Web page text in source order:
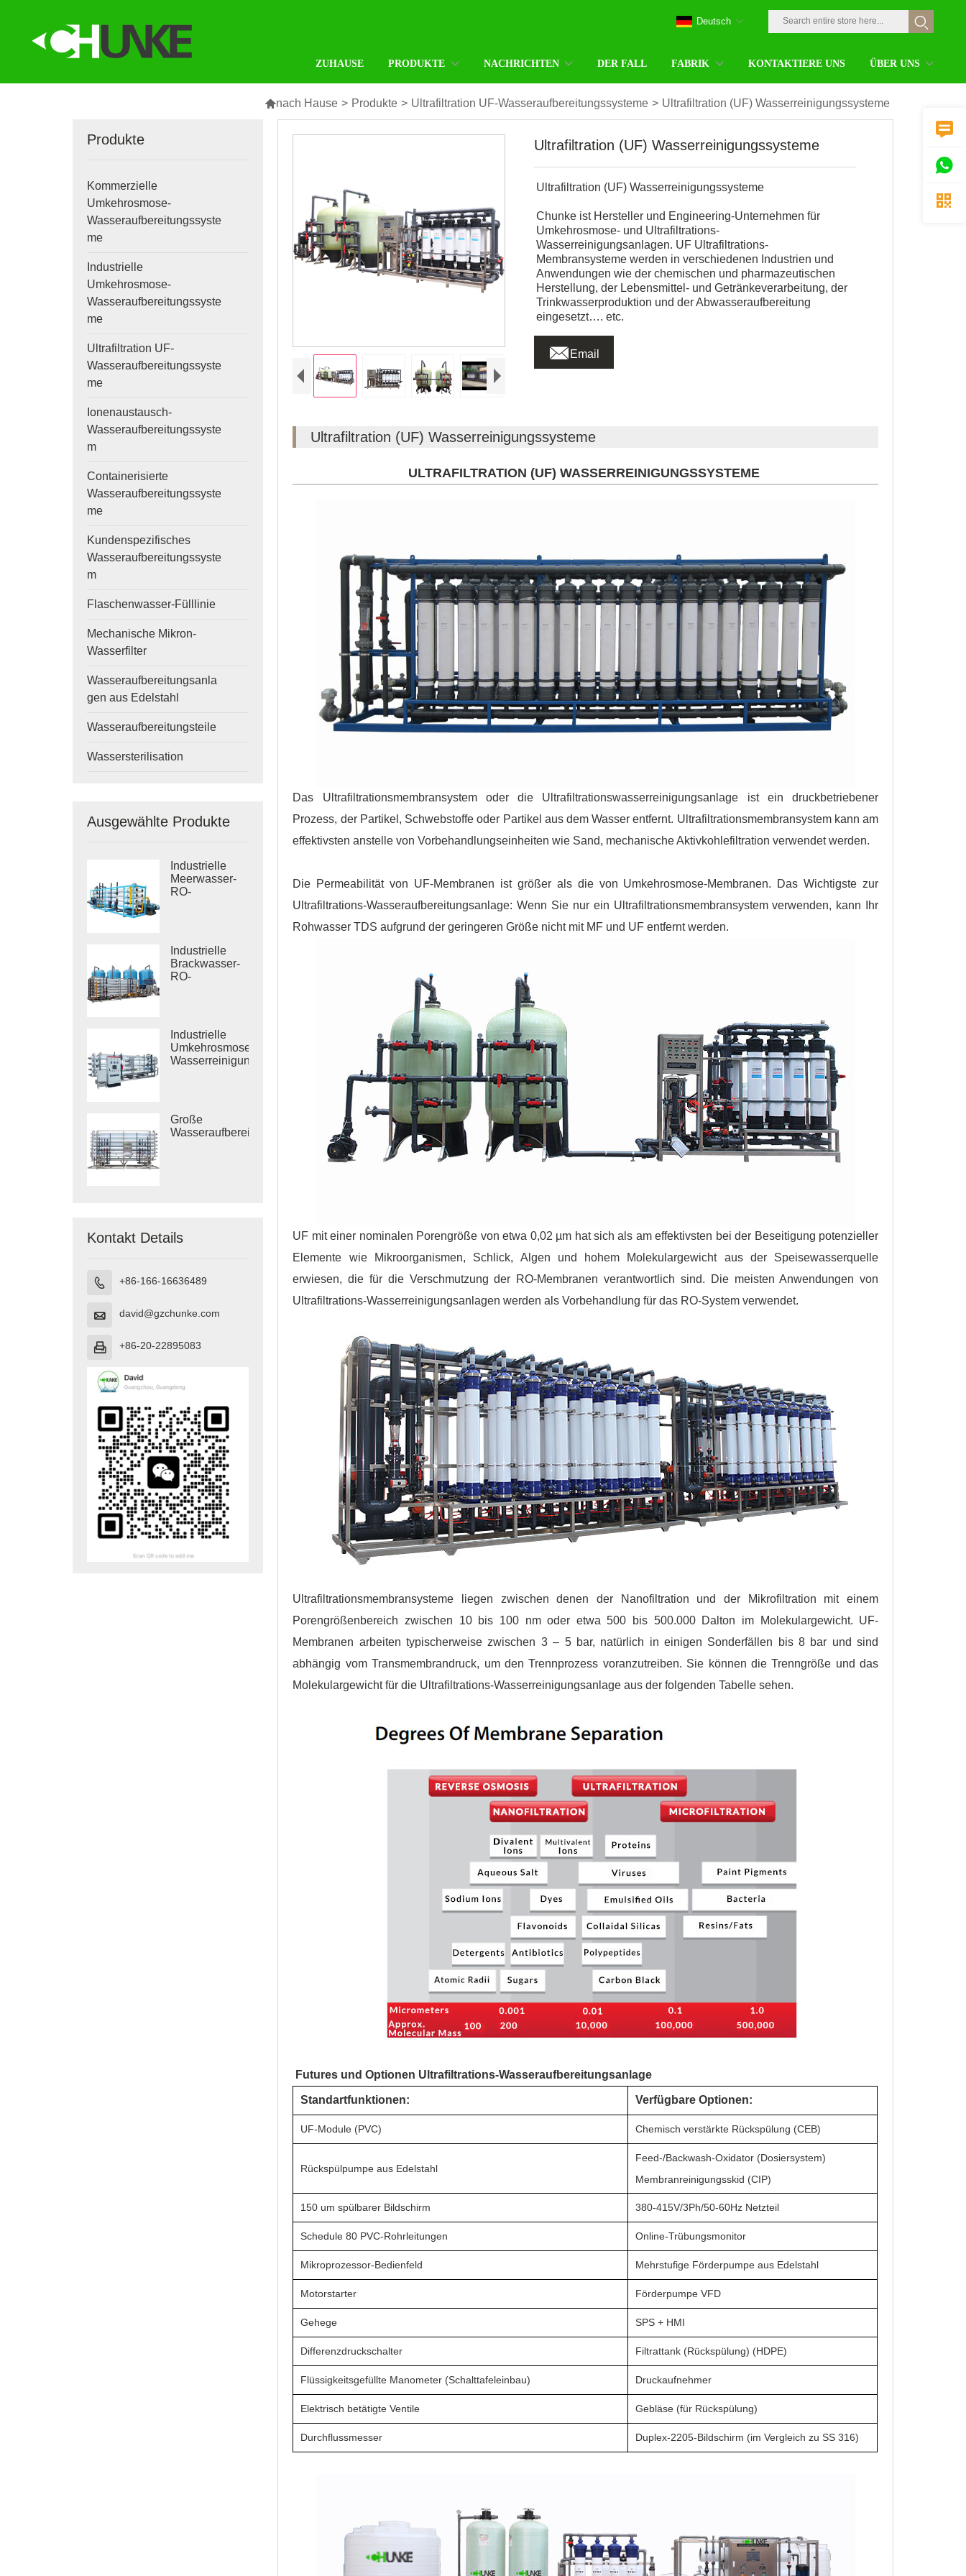
ZUHAUSE PRODUKTE NACHRICHTEN DER FALL FABRIK KONTAKTIERE UNS ÜBER UNS
Deutsch
nach Hause > Produkte > Ultrafiltration UF-Wasseraufbereitungssysteme > Ultrafiltration (UF) Wasserreinigungssysteme
Produkte
Kommerzielle
Umkehrosmose-
Wasseraufbereitungssyste
me
Industrielle
Umkehrosmose-
Wasseraufbereitungssyste
me
Ultrafiltration UF-
Wasseraufbereitungssyste
me
Ionenaustausch-
Wasseraufbereitungssyste
m
Containerisierte
Wasseraufbereitungssyste
me
Kundenspezifisches
Wasseraufbereitungssyste
m
Flaschenwasser-Fülllinie
Mechanische Mikron-
Wasserfilter
Wasseraufbereitungsanla
gen aus Edelstahl
Wasseraufbereitungsteile
Wassersterilisation
Ausgewählte Produkte
Industrielle
Meerwasser-
RO-
Industrielle
Brackwasser-
RO-
Industrielle
Umkehrosmose-
Wasserreinigungssysteme
Große
Wasseraufbereitungsanlagen
Kontakt Details
 +86-166-16636489
 david@gzchunke.com
 +86-20-22895083
Ultrafiltration (UF) Wasserreinigungssysteme
Ultrafiltration (UF) Wasserreinigungssysteme
Chunke ist Hersteller und Engineering-Unternehmen für
Umkehrosmose- und Ultrafiltrations-
Wasserreinigungsanlagen. UF Ultrafiltrations-
Membransysteme werden in verschiedenen Industrien und
Anwendungen wie der chemischen und pharmazeutischen
Herstellung, der Lebensmittel- und Getränkeverarbeitung, der
Trinkwasserproduktion und der Abwasseraufbereitung
eingesetzt…. etc.
 Email
Ultrafiltration (UF) Wasserreinigungssysteme
ULTRAFILTRATION (UF) WASSERREINIGUNGSSYSTEME
Das Ultrafiltrationsmembransystem oder die Ultrafiltrationswasserreinigungsanlage ist ein druckbetriebener
Prozess, der Partikel, Schwebstoffe oder Partikel aus dem Wasser entfernt. Ultrafiltrationsmembransystem kann am
effektivsten anstelle von Vorbehandlungseinheiten wie Sand, mechanische Aktivkohlefiltration verwendet werden.
Die Permeabilität von UF-Membranen ist größer als die von Umkehrosmose-Membranen. Das Wichtigste zur
Ultrafiltrations-Wasseraufbereitungsanlage: Wenn Sie nur ein Ultrafiltrationsmembransystem verwenden, kann Ihr
Rohwasser TDS aufgrund der geringeren Größe nicht mit MF und UF entfernt werden.
UF mit einer nominalen Porengröße von etwa 0,02 µm hat sich als am effektivsten bei der Beseitigung potenzieller
Elemente wie Mikroorganismen, Schlick, Algen und hohem Molekulargewicht aus der Speisewasserquelle
erwiesen, die für die Verschmutzung der RO-Membranen verantwortlich sind. Die meisten Anwendungen von
Ultrafiltrations-Wasserreinigungsanlagen werden als Vorbehandlung für das RO-System verwendet.
Ultrafiltrationsmembransysteme liegen zwischen denen der Nanofiltration und der Mikrofiltration mit einem
Porengrößenbereich zwischen 10 bis 100 nm oder etwa 500 bis 500.000 Dalton im Molekulargewicht. UF-
Membranen arbeiten typischerweise zwischen 3 – 5 bar, natürlich in einigen Sonderfällen bis 8 bar und sind
abhängig vom Transmembrandruck, um den Trennprozess voranzutreiben. Sie können die Trenngröße und das
Molekulargewicht für die Ultrafiltrations-Wasserreinigungsanlage aus der folgenden Tabelle sehen.
Futures und Optionen Ultrafiltrations-Wasseraufbereitungsanlage
Standartfunktionen: Verfügbare Optionen:
UF-Module (PVC) Chemisch verstärkte Rückspülung (CEB)
Rückspülpumpe aus Edelstahl
Feed-/Backwash-Oxidator (Dosiersystem)
Membranreinigungsskid (CIP)
150 um spülbarer Bildschirm 380-415V/3Ph/50-60Hz Netzteil
Schedule 80 PVC-Rohrleitungen Online-Trübungsmonitor
Mikroprozessor-Bedienfeld Mehrstufige Förderpumpe aus Edelstahl
Motorstarter Förderpumpe VFD
Gehege SPS + HMI
Differenzdruckschalter Filtrattank (Rückspülung) (HDPE)
Flüssigkeitsgefüllte Manometer (Schalttafeleinbau) Druckaufnehmer
Elektrisch betätigte Ventile Gebläse (für Rückspülung)
Durchflussmesser Duplex-2205-Bildschirm (im Vergleich zu SS 316)


